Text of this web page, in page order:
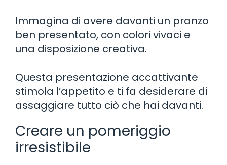
Immagina di avere davanti un pranzo
ben presentato, con colori vivaci e
una disposizione creativa.
Questa presentazione accattivante
stimola l’appetito e ti fa desiderare di
assaggiare tutto ciò che hai davanti.
Creare un pomeriggio
irresistibile